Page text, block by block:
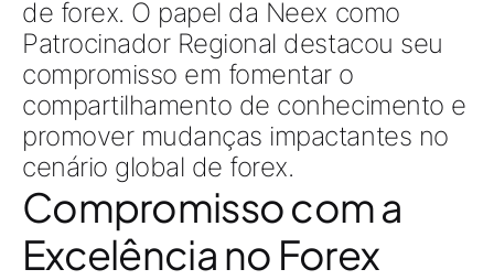
de forex. O papel da Neex como
Patrocinador Regional destacou seu
compromisso em fomentar o
compartilhamento de conhecimento e
promover mudanças impactantes no
cenário global de forex.
Compromisso com a
Excelência no Forex